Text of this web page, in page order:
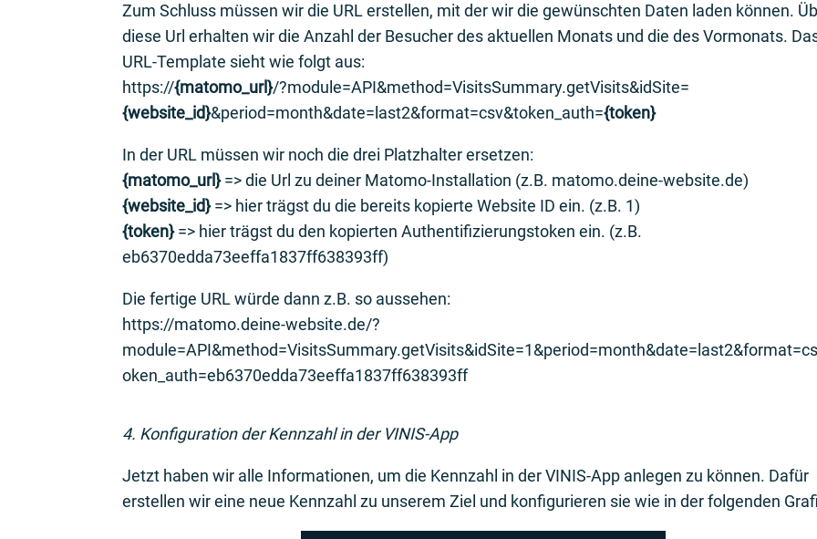
Zum Schluss müssen wir die URL erstellen, mit der wir die gewünschten Daten laden können.
diese Url erhalten wir die Anzahl der Besucher des aktuellen Monats und die des Vormonats.
URL-Template sieht wie folgt aus:
https://{matomo_url}/?module=API&method=VisitsSummary.getVisits&idSite=
{website_id}&period=month&date=last2&format=csv&token_auth={token}
In der URL müssen wir noch die drei Platzhalter ersetzen:
{matomo_url}=> die Url zu deiner Matomo-Installation (z.B. matomo.deine-website.de)
{website_id}=> hier trägst du die bereits kopierte Website ID ein. (z.B. 1)
{token}=> hier trägst du den kopierten Authentifizierungstoken ein. (z.B.
eb6370edda73eeffa1837ff638393ff)
Die fertige URL würde dann z.B. so aussehen:
https://matomo.deine-website.de/?
oken_auth=eb6370edda73eeffa1837ff638393ff
4. Konfiguration der Kennzahl in der VINIS-App
Jetzt haben wir alle Informationen, um die Kennzahl in der VINIS-App anlegen zu können. Dafür
erstellen wir eine neue Kennzahl zu unserem Ziel und konfigurieren sie wie in der folgenden